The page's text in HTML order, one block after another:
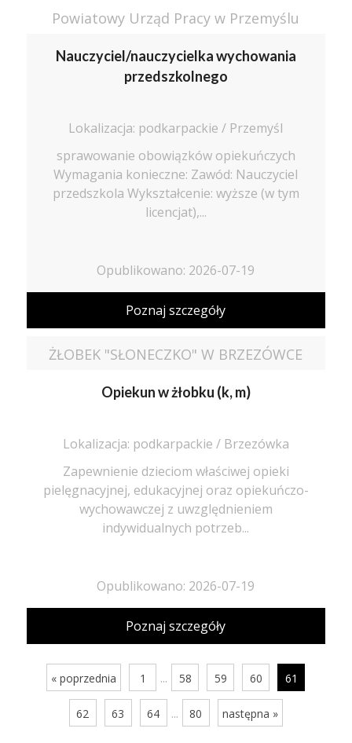
Powiatowy Urząd Pracy w Przemyślu
Nauczyciel/nauczycielka wychowania
przedszkolnego
Lokalizacja: podkarpackie / Przemyśl
sprawowanie obowiązków opiekuńczych
Wymagania konieczne: Zawód: Nauczyciel
przedszkola Wykształcenie: wyższe (w tym
licencjat),...
Opublikowano: 2026-07-19
Poznaj szczegóły
ŻŁOBEK "SŁONECZKO" W BRZEZÓWCE
Opiekun w żłobku (k, m)
Lokalizacja: podkarpackie / Brzezówka
Zapewnienie dzieciom właściwej opieki
pielęgnacyjnej, edukacyjnej oraz opiekuńczo-
wychowawczej z uwzględnieniem
indywidualnych potrzeb...
Opublikowano: 2026-07-19
Poznaj szczegóły
« poprzednia 1 ... 58 59 60 61
62 63 64 ... 80 następna »